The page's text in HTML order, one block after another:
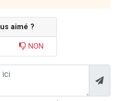
aimé ?
NON